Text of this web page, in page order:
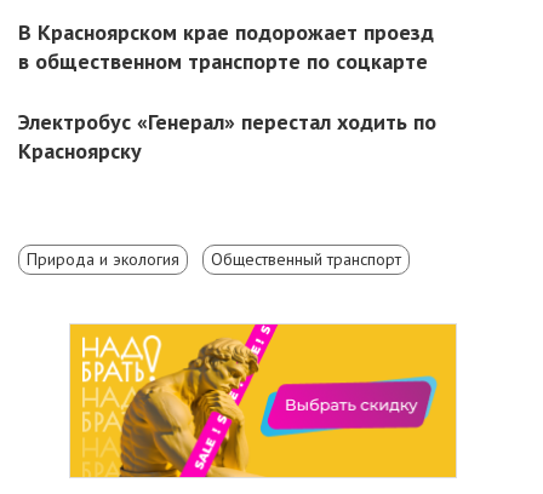
В Красноярском крае подорожает проезд
в общественном транспорте по соцкарте
Электробус «Генерал» перестал ходить по
Красноярску
Природа и экология Общественный транспорт